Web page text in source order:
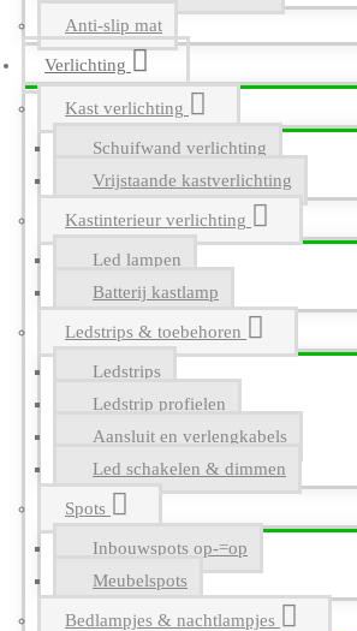
Anti-slip mat
Verlichting
Kast verlichting
Schuifwand verlichting
Vrijstaande kastverlichting
Kastinterieur verlichting
Led lampen
Batterij kastlamp
Ledstrips & toebehoren
Ledstrips
Ledstrip profielen
Aansluit en verlengkabels
Led schakelen & dimmen
Spots
Inbouwspots op-=op
Meubelspots
Bedlampjes & nachtlampjes